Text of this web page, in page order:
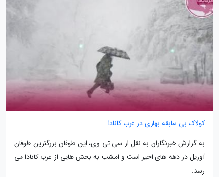
کولاک بی سابقه بهاری در غرب کانادا
به گزارش خبرنگاران به نقل از سی تی وی، این طوفان بزرگترین طوفان
آوریل در دهه های اخیر است و امشب به بخش هایی از غرب کانادا می
رسد.